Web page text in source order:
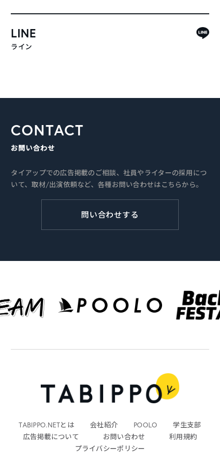
LINE
ライン
CONTACT
お問い合わせ
タイアップでの広告掲載のご相談、社員やライターの採用につ
いて、取材/出演依頼など、各種お問い合わせはこちらから。
問い合わせする
TABIPPO.NETとは 会社紹介 POOLO
学生支部
広告掲載について
お問い合わせ
利用規約
プライバシーポリシー